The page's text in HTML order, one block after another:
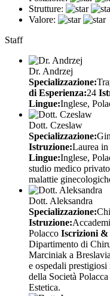
Strutture:
Valore:
Staff
Dr. Andrzej
Specializzazione:
di Esperienza:24
Lingue:Inglese,
Dott. Czeslaw
Specializzazione:
Istruzione:Laurea
Lingue:Inglese,
studio medico
malattie
Dott. Aleksandra
Specializzazione:
Istruzione:
Polacco Iscrizioni &
Dipartimento di
Marciniak a
e ospedali
della Società
Estetica.